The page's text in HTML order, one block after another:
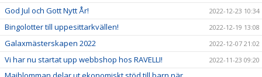
God Jul och Gott Nytt År! 2022-12-23 10:34
Bingolotter till uppesittarkvällen! 2022-12-19 13:08
Galaxmästerskapen 2022 2022-12-07 21:02
Vi har nu startat upp webbshop hos RAVELLI! 2022-11-23 09:20